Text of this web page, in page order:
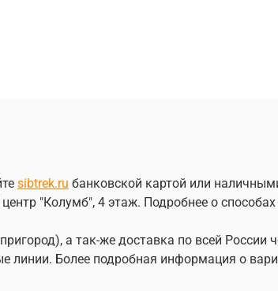
sibtrek.ru банковской картой или
"Колумб", 4 этаж. Подробнее о
а так-же доставка по всей России
линии. Более подробная информация о